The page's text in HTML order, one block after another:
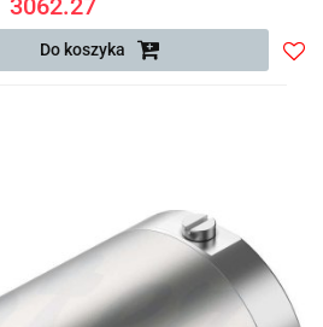
3062.27
Do koszyka